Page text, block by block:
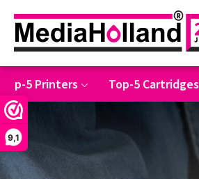
9,1
Top-5 Printers Top-5 Cartridges